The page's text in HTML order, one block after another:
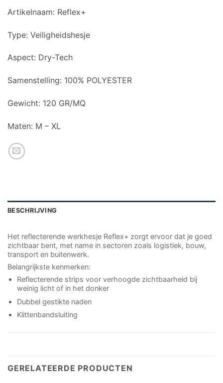
Artikelnaam: Reflex+
Type: Veiligheidshesje
Aspect: Dry-Tech
Samenstelling: 100% POLYESTER
Gewicht: 120 GR/MQ
Maten: M – XL
BESCHRIJVING
Het reflecterende werkhesje Reflex+ zorgt ervoor dat je goed
zichtbaar bent, met name in sectoren zoals logistiek, bouw,
transport en buitenwerk.
Belangrijkste kenmerken:
Reflecterende strips voor verhoogde zichtbaarheid bij
weinig licht of in het donker
Dubbel gestikte naden
Klittenbandsluiting
GERELATEERDE PRODUCTEN